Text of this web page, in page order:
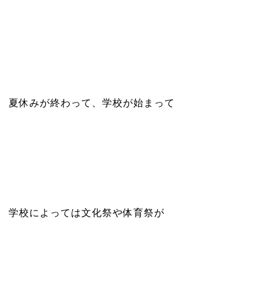
夏休みが終わって、学校が始まって
学校によっては文化祭や体育祭が